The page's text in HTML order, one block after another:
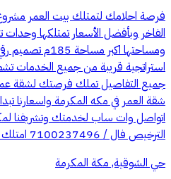
فرصة احلامك لتمتلك بيت العمر
الفاخر وبأفضل الأسعار تمتلكها
ومساحتها اكبر
استراتجية قريبة من جميع الخدمات
جميع التفاصيل تملك فرصتك لشقة
اتواصل وات ساب لخدمتك وتشريفنا
الترخيص فال / 7100237496 امتلك شقة العمر أ / أسيل معروف
حي الشوقية, مكة المكرمة